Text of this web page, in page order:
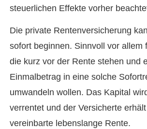
steuerlichen Effekte vorher
Die private Rentenversicherung
sofort beginnen. Sinnvoll vor allem
die kurz vor der Rente stehen und
Einmalbetrag in eine solche
umwandeln wollen. Das Kapital
verrentet und der Versicherte
vereinbarte lebenslange Rente.